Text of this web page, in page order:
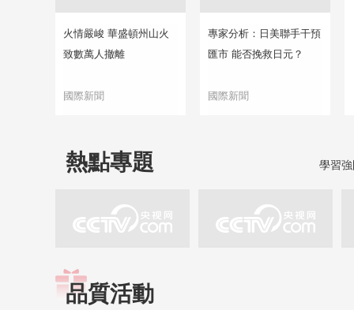
火情嚴峻 華盛頓州山火
致數萬人撤離
國際新聞
專家分析：日美聯手干預
匯市 能否挽救日元？
國際新聞
熱點專題 學習
品質活動